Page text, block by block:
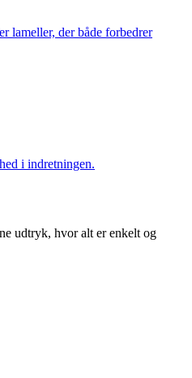
lameller, der både forbedrer
i indretningen.
udtryk, hvor alt er enkelt og